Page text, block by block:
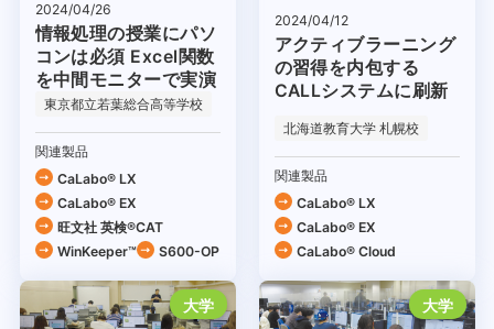
2024/04/26
情報処理の授業にパソ
コンは必須 Excel関数
を中間モニターで実演
東京都立若葉総合高等学校
関連製品
CaLabo® LX
CaLabo® EX
旺文社 英検®CAT
WinKeeper™
S600-OP
2024/04/12
アクティブラーニング
の習得を内包する
CALLシステムに刷新
北海道教育大学 札幌校
関連製品
CaLabo® LX
CaLabo® EX
CaLabo®︎ Cloud
大学 大学